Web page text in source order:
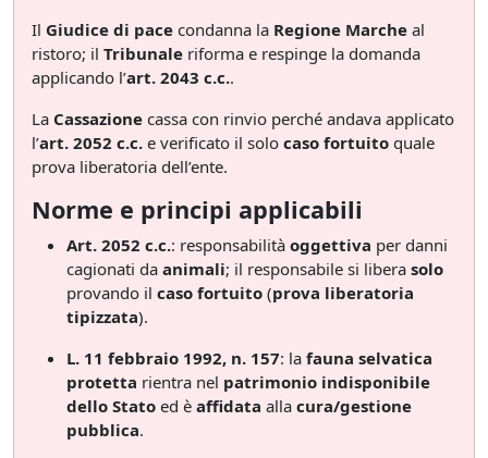
Il Giudice di pace condanna la Regione Marche al
ristoro; il Tribunale riforma e respinge la domanda
applicando l’art. 2043 c.c..
La Cassazione cassa con rinvio perché andava applicato
l’art. 2052 c.c. e verificato il solo caso fortuito quale
prova liberatoria dell’ente.
Norme e principi applicabili
Art. 2052 c.c.: responsabilità oggettiva per danni
cagionati da animali; il responsabile si libera solo
provando il caso fortuito (prova liberatoria
tipizzata).
L. 11 febbraio 1992, n. 157: la fauna selvatica
protetta rientra nel patrimonio indisponibile
dello Stato ed è affidata alla cura/gestione
pubblica.